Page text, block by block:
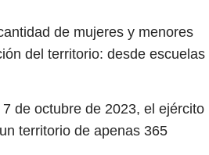
de mujeres y menores
del territorio: desde escuelas
de octubre de 2023, el ejército
territorio de apenas 365